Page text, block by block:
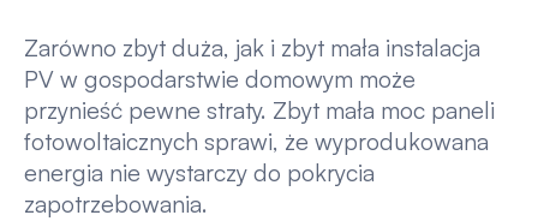
Zarówno zbyt duża, jak i zbyt mała instalacja
PV w gospodarstwie domowym może
przynieść pewne straty. Zbyt mała moc paneli
fotowoltaicznych sprawi, że wyprodukowana
energia nie wystarczy do pokrycia
zapotrzebowania.